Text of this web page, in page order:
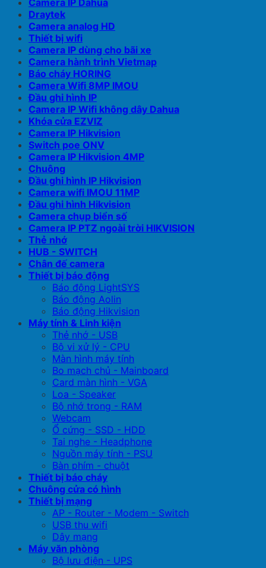
Camera IP Dahua
Draytek
Camera analog HD
Thiết bị wifi
Camera IP dùng cho bãi xe
Camera hành trình Vietmap
Báo cháy HORING
Camera Wifi 8MP IMOU
Đầu ghi hình IP
Camera IP Wifi không dây Dahua
Khóa cửa EZVIZ
Camera IP Hikvision
Switch poe ONV
Camera IP Hikvision 4MP
Chuông
Đầu ghi hình IP Hikvision
Camera wifi IMOU 11MP
Đầu ghi hình Hikvision
Camera chụp biển số
Camera IP PTZ ngoài trời HIKVISION
Thẻ nhớ
HUB - SWITCH
Chân đế camera
Thiết bị báo động
Báo động LightSYS
Báo động Aolin
Báo động Hikvision
Máy tính & Linh kiện
Thẻ nhớ - USB
Bộ vi xử lý - CPU
Màn hình máy tính
Bo mạch chủ - Mainboard
Card màn hình - VGA
Loa - Speaker
Bộ nhớ trong - RAM
Webcam
Ổ cứng - SSD - HDD
Tai nghe - Headphone
Nguồn máy tính - PSU
Bàn phím - chuột
Thiết bị báo cháy
Chuông cửa có hình
Thiết bị mạng
AP - Router - Modem - Switch
USB thu wifi
Dây mạng
Máy văn phòng
Bộ lưu điện - UPS